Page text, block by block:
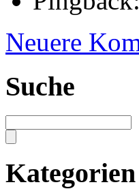
Neuere
Suche
Kategorien